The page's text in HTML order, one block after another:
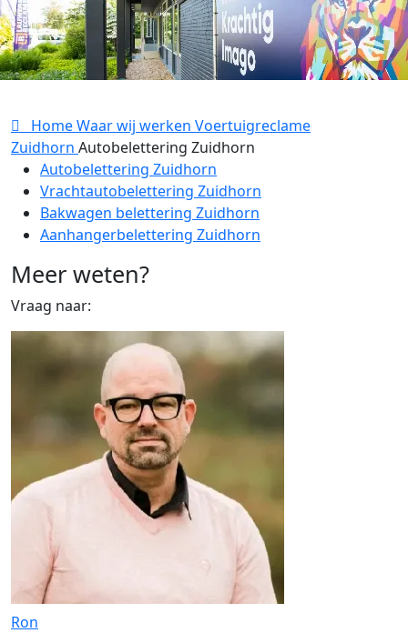
HomeWaar wij werken Voertuigreclame
Zuidhorn Autobelettering Zuidhorn
Autobelettering Zuidhorn
Vrachtautobelettering Zuidhorn
Bakwagen belettering Zuidhorn
Aanhangerbelettering Zuidhorn
Meer weten?
Vraag naar:
Ron